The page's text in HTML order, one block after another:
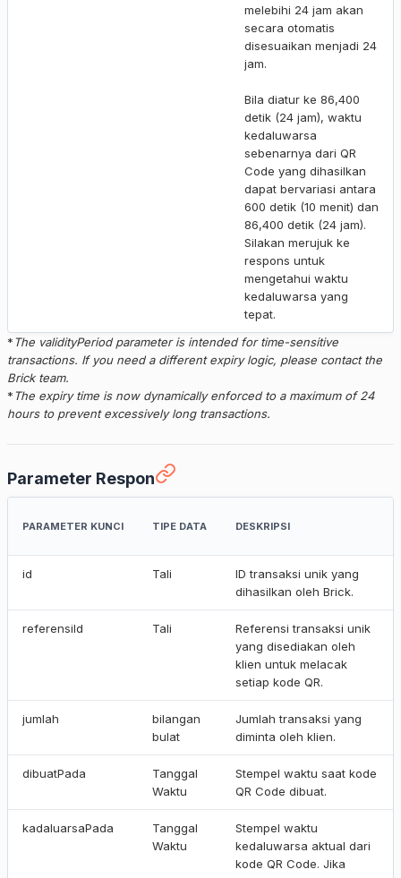
melebihi 24 jam akan
secara otomatis
disesuaikan menjadi 24
jam.
Bila diatur ke 86,400
detik (24 jam), waktu
kedaluwarsa
sebenarnya dari QR
Code yang dihasilkan
dapat bervariasi antara
600 detik (10 menit) dan
86,400 detik (24 jam).
Silakan merujuk ke
respons untuk
mengetahui waktu
kedaluwarsa yang
tepat.
*The validityPeriod parameter is intended for time-sensitive
transactions. If you need a different expiry logic, please contact the
Brick team.
*The expiry time is now dynamically enforced to a maximum of 24
hours to prevent excessively long transactions.
Parameter Respon
PARAMETER KUNCI TIPE DATA DESKRIPSI
id Tali
ID transaksi unik yang
dihasilkan oleh Brick.
referensiId Tali
Referensi transaksi unik
yang disediakan oleh
klien untuk melacak
setiap kode QR.
jumlah
bilangan
bulat
Jumlah transaksi yang
diminta oleh klien.
dibuatPada
Tanggal
Waktu
Stempel waktu saat kode
QR Code dibuat.
kadaluarsaPada
Tanggal
Waktu
Stempel waktu
kedaluwarsa aktual dari
kode QR Code. Jika